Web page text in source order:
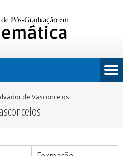
de Vasconcelos